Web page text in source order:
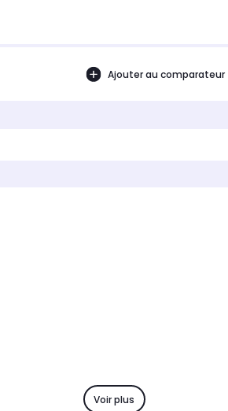
Ajouter au comparateur
Voir plus